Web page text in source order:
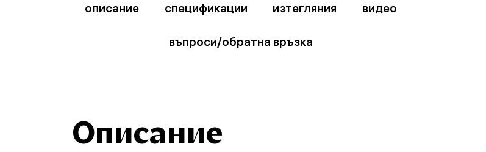
описание спецификации изтегляния видео
въпроси/обратна връзка
Описание